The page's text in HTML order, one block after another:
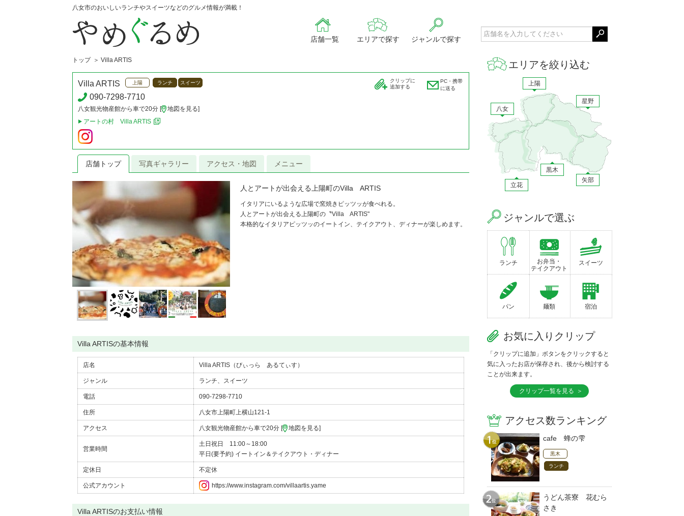
八女市のおいしいランチやスイーツなどのグルメ情報が満載！
店舗一覧 エリアで探す ジャンルで探す
トップ Villa ARTIS
Villa ARTIS 上陽 ランチ スイーツ
090-7298-7710
八女観光物産館から車で20分 [ 地図を見る]
アートの村 Villa ARTIS
クリップに
追加する
PC・携帯
に送る
店舗トップ 写真ギャラリー アクセス・地図 メニュー
人とアートが出会える上陽町のVilla ARTIS
イタリアにいるような広場で窯焼きピッツッが食べれる。
人とアートが出会える上陽町の〝Villa ARTIS"
本格的なイタリアピッツッのイートイン、テイクアウト、ディナーが楽しめます。
Villa ARTISの基本情報
店名 Villa ARTIS（びぃっら あるてぃす）
ジャンル ランチ、スイーツ
電話 090-7298-7710
住所 八女市上陽町上横山121-1
アクセス 八女観光物産館から車で20分 [ 地図を見る]
営業時間
土日祝日 11:00～18:00
平日(要予約) イートイン＆テイクアウト・ディナー
定休日 不定休
公式アカウント https://www.instagram.com/villaartis.yame
Villa ARTISのお支払い情報
エリアを絞り込む
八女
上陽
黒木
立花
星野
矢部
ジャンルで選ぶ
ランチ
お弁当・
テイクアウト
スイーツ
パン 麺類 宿泊
お気に入りクリップ
「クリップに追加」ボタンをクリックすると
気に入ったお店が保存され、後から検討する
ことが出来ます。
クリップ一覧を見る
アクセス数ランキング
cafe 蜂の雫
黒木
ランチ
うどん茶寮 花むら
さき